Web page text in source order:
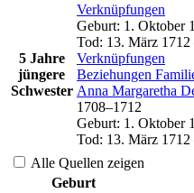
5 Jahre
jüngere
Schwester
Verknüpfungen
Geburt: 1. Oktober
Tod: 13. März 1712
Verknüpfungen
Beziehungen
Anna Margaretha
1708–1712
Geburt: 1. Oktober
Tod: 13. März 1712
Alle Quellen zeigen
Geburt